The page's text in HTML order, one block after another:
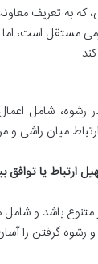
که به تعریف
مستقل است،
شامل
میان راشی
ارتباط یا توافق
متنوع باشد و
رشوه گرفتن را